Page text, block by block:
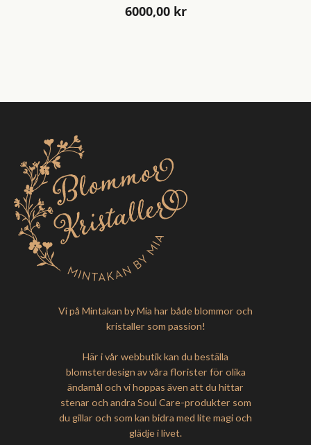
6000,00 kr
Vi på Mintakan by Mia har både blommor och
kristaller som passion!
Här i vår webbutik kan du beställa
blomsterdesign av våra florister för olika
ändamål och vi hoppas även att du hittar
stenar och andra Soul Care-produkter som
du gillar och som kan bidra med lite magi och
glädje i livet.